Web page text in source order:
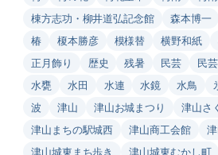
棟方志功・柳井道弘記念館
森本博一
椿
榎本勝彦 模様替 横野和紙
正月飾り
歴史 残暑 民芸 民
水甕
水田 水連 水鏡 水鳥
波
津山 津山お城まつり
津山さ
津山まちの駅城西
津山商工会館
津山城東まち歩き
津山城東むかし町